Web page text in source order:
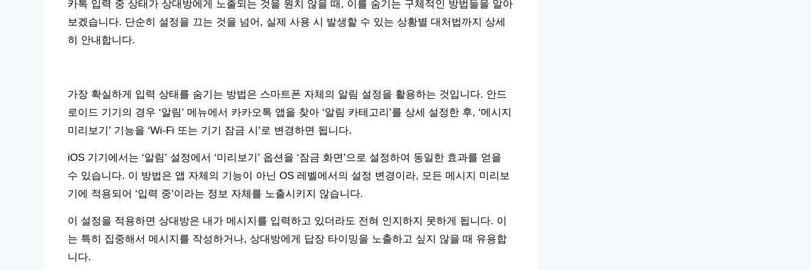
카톡 입력 중 상태가 상대방에게 노출되는 것을 원치 않을 때, 이를 숨기는 구체적인 방법들을 알아
보겠습니다. 단순히 설정을 끄는 것을 넘어, 실제 사용 시 발생할 수 있는 상황별 대처법까지 상세
히 안내합니다.
가장 확실하게 입력 상태를 숨기는 방법은 스마트폰 자체의 알림 설정을 활용하는 것입니다. 안드
로이드 기기의 경우 ‘알림’ 메뉴에서 카카오톡 앱을 찾아 ‘알림 카테고리’를 상세 설정한 후, ‘메시지
미리보기’ 기능을 ‘Wi-Fi 또는 기기 잠금 시’로 변경하면 됩니다.
iOS 기기에서는 ‘알림’ 설정에서 ‘미리보기’ 옵션을 ‘잠금 화면’으로 설정하여 동일한 효과를 얻을
수 있습니다. 이 방법은 앱 자체의 기능이 아닌 OS 레벨에서의 설정 변경이라, 모든 메시지 미리보
기에 적용되어 ‘입력 중’이라는 정보 자체를 노출시키지 않습니다.
이 설정을 적용하면 상대방은 내가 메시지를 입력하고 있더라도 전혀 인지하지 못하게 됩니다. 이
는 특히 집중해서 메시지를 작성하거나, 상대방에게 답장 타이밍을 노출하고 싶지 않을 때 유용합
니다.